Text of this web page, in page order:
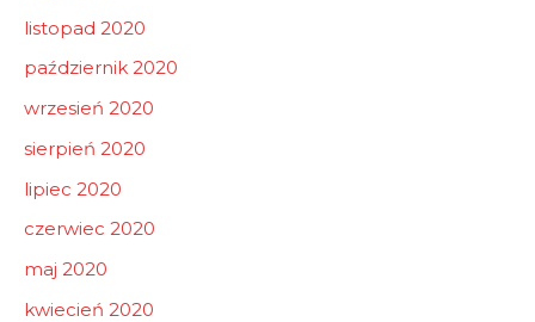
listopad 2020
październik 2020
wrzesień 2020
sierpień 2020
lipiec 2020
czerwiec 2020
maj 2020
kwiecień 2020